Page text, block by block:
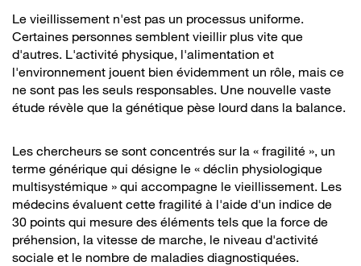
Le vieillissement n'est pas un processus uniforme.
Certaines personnes semblent vieillir plus vite que
d'autres. L'activité physique, l'alimentation et
l'environnement jouent bien évidemment un rôle, mais ce
ne sont pas les seuls responsables. Une nouvelle vaste
étude révèle que la génétique pèse lourd dans la balance.
Les chercheurs se sont concentrés sur la « fragilité », un
terme générique qui désigne le « déclin physiologique
multisystémique » qui accompagne le vieillissement. Les
médecins évaluent cette fragilité à l'aide d'un indice de
30 points qui mesure des éléments tels que la force de
préhension, la vitesse de marche, le niveau d'activité
sociale et le nombre de maladies diagnostiquées.